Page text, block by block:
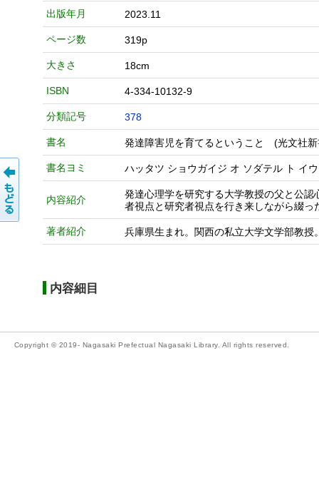
出版年月 2023.11
ページ数 319p
大きさ 18cm
ISBN 4-334-10132-9
分類記号 378
書名 発達障害児を育てるということ (光文社
書名ヨミ ハッタツ ショウガイジ オ ソダテル ト イ
内容紹介
発達心理学を研究する大学教授の父と公
者視点と研究者視点を行き来しながら綴
著者紹介 兵庫県生まれ。関西の私立大学文学部教授
内容細目
Copyright © 2019- Nagasaki Prefectual Nagasaki Library. All rights reserved.